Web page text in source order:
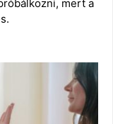
mert a